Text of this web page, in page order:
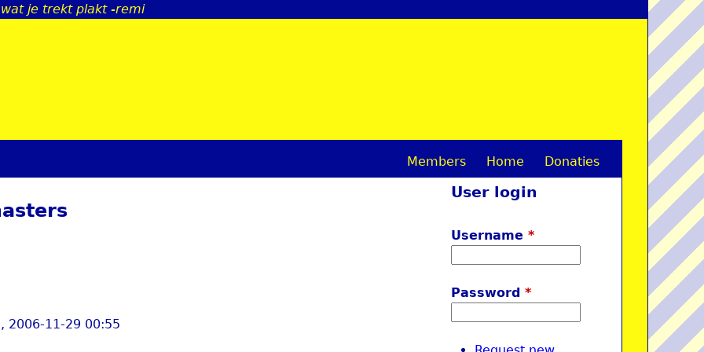
Jump to navigation
je trekt plakt -remi
2006-11-29 00:55
M
Members Home Donaties
User login
Username*
Password*